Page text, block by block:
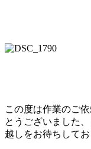
この度は作業のご
とうございました
越しをお待ちしてお